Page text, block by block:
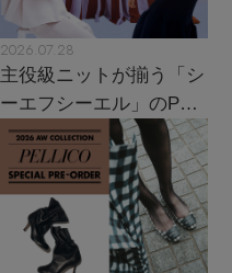
2026.07.28
主役級ニットが揃う「シ
ーエフシーエル」のPOP
UPがスタート